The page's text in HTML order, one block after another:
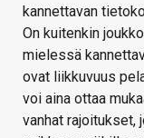
kannettavan
On kuitenkin
mielessä
ovat liikkuvuus
voi aina ottaa
vanhat rajoitukset,